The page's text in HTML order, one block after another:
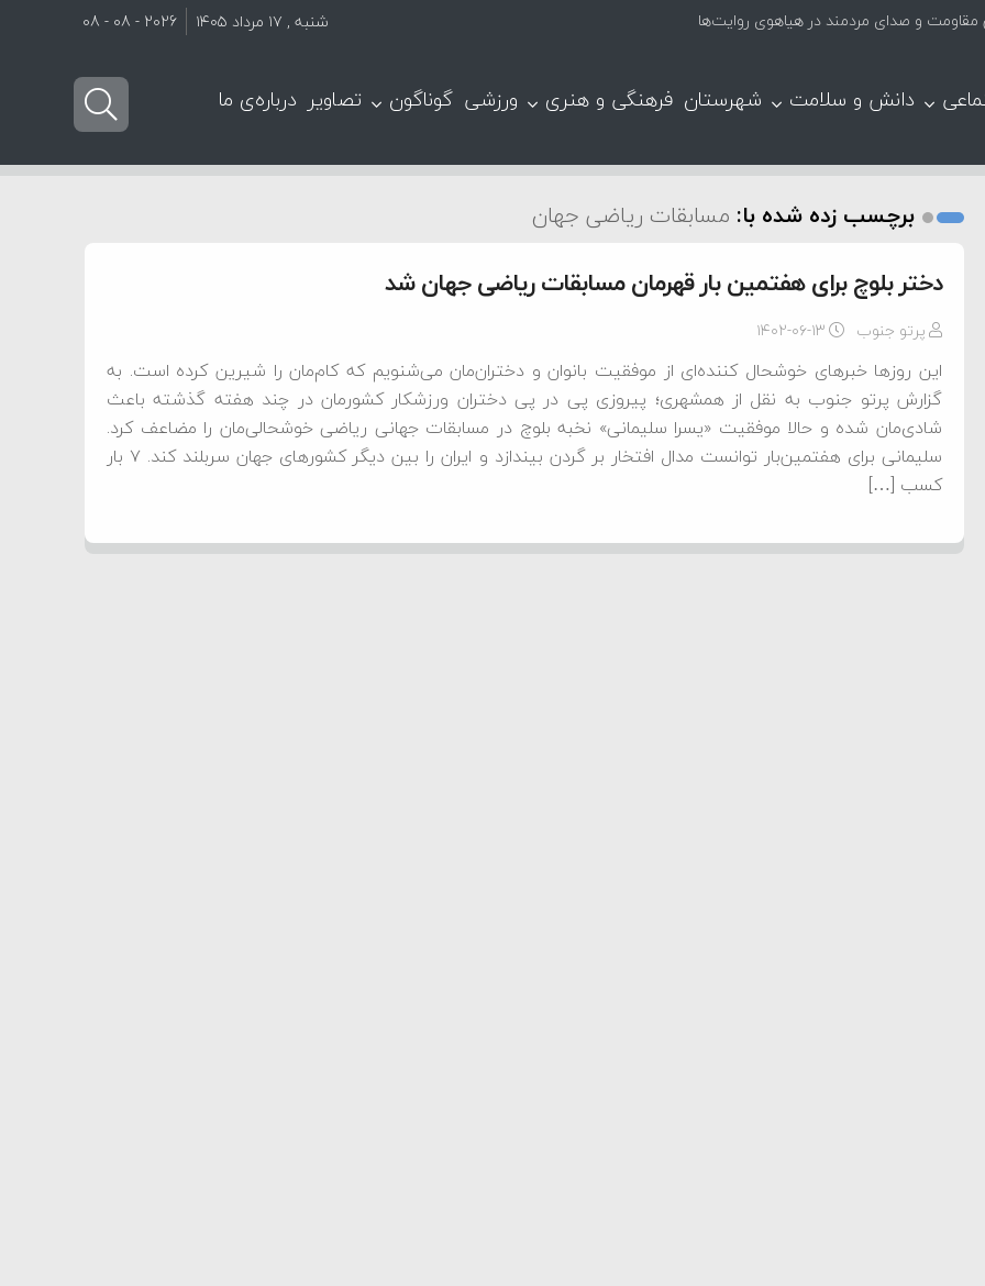
مقاومت و صدای مردمند در هیاهوی روایت‌ها شنبه , ۱۷ مرداد ۱۴۰۵ 2026 - 08 - 08
دانش و سلامت شهرستان فرهنگی و هنری ورزشی گوناگون تصاویر درباره‌ی ما
برچسب زده شده با: مسابقات ریاضی جهان
دختر بلوچ برای هفتمین بار قهرمان مسابقات ریاضی جهان شد
پرتو جنوب ۱۴۰۲-۰۶-۱۳
این روزها خبرهای خوشحال کننده‌ای از موفقیت بانوان و دختران‌مان می‌شنویم که کام‌مان را شیرین کرده است. به
گزارش پرتو جنوب به نقل از همشهری؛ پیروزی پی در پی دختران ورزشکار کشورمان در چند هفته گذشته باعث
شادی‌مان شده و حالا موفقیت «یسرا سلیمانی» نخبه بلوچ در مسابقات جهانی ریاضی خوشحالی‌مان را مضاعف کرد.
سلیمانی برای هفتمین‌بار توانست مدال افتخار بر گردن بیندازد و ایران را بین دیگر کشور‌های جهان سربلند کند. ۷ بار
کسب […]